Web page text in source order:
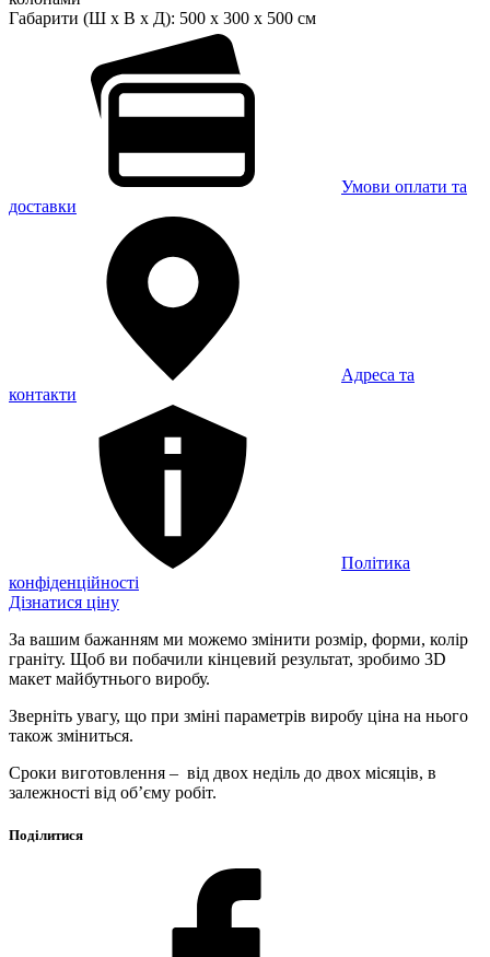
Габарити (Ш x В x Д): 500 x 300 x 500 см
Умови оплати та
доставки
Адреса та
контакти
Політика
конфіденційності
Дізнатися ціну
За вашим бажанням ми можемо змінити розмір, форми, колір
граніту. Щоб ви побачили кінцевий результат, зробимо 3D
макет майбутнього виробу.
Зверніть увагу, що при зміні параметрів виробу ціна на нього
також зміниться.
Сроки виготовлення – від двох неділь до двох місяців, в
залежності від об’єму робіт.
Поділитися